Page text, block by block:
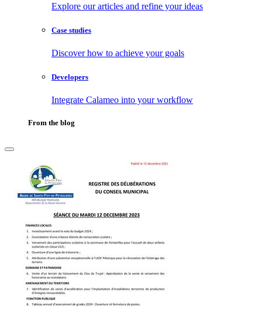
Explore our articles and refine your ideas
Case studies
Discover how to achieve your goals
Developers
Integrate Calameo into your workflow
From the blog